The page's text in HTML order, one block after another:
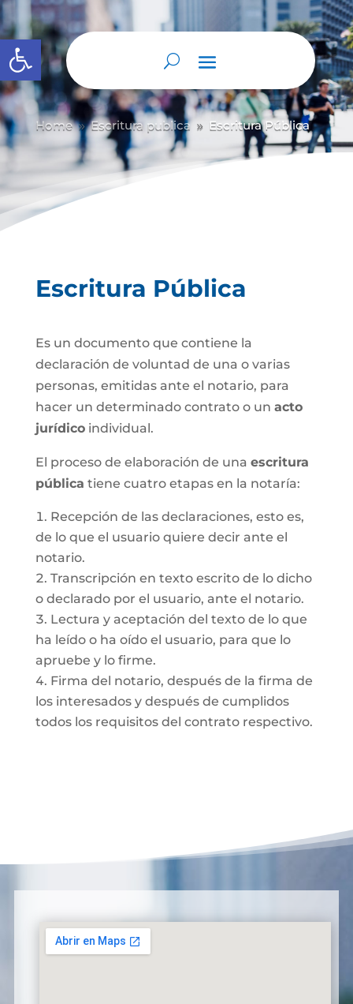
Abrir barra de herramientas
Home 9 Escritura publica 9 Escritura Pública
Escritura Pública
Es un documento que contiene la
declaración de voluntad de una o varias
personas, emitidas ante el notario, para
hacer un determinado contrato o un acto
jurídicoindividual.
El proceso de elaboración de una escritura
pública tiene cuatro etapas en la notaría:
Recepción de las declaraciones, esto es,
de lo que el usuario quiere decir ante el
notario.
Transcripción en texto escrito de lo dicho
o declarado por el usuario, ante el notario.
Lectura y aceptación del texto de lo que
ha leído o ha oído el usuario, para que lo
apruebe y lo firme.
Firma del notario, después de la firma de
los interesados y después de cumplidos
todos los requisitos del contrato respectivo.